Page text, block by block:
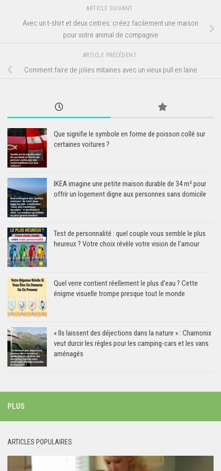
ARTICLE SUIVANT
Avec un t-shirt et deux cintres: créez facilement une maison
pour votre animal de compagnie
ARTICLE PRÉCÉDENT
Comment faire de jolies mitaines avec un vieux pull en laine
Que signifie le symbole en forme de poisson collé sur
certaines voitures ?
IKEA imagine une petite maison durable de 34 m² pour
offrir un logement digne aux personnes sans domicile
Test de personnalité : quel couple vous semble le plus
heureux ? Votre choix révèle votre vision de l’amour
Quel verre contient réellement le plus d’eau ? Cette
énigme visuelle trompe presque tout le monde
« Ils laissent des déjections dans la nature » : Chamonix
veut durcir les règles pour les camping-cars et les vans
aménagés
PLUS
ARTICLES POPULAIRES